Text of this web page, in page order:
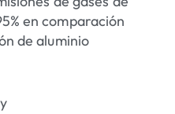
en comparación
de aluminio